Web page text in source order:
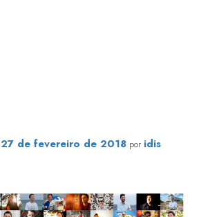
27 de fevereiro de 2018 por idis